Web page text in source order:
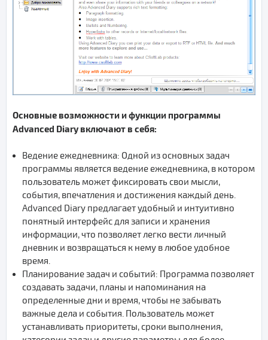
Основные возможности и функции программы
Advanced Diary включают в себя:
Ведение ежедневника: Одной из основных задач
программы является ведение ежедневника, в котором
пользователь может фиксировать свои мысли,
события, впечатления и достижения каждый день.
Advanced Diary предлагает удобный и интуитивно
понятный интерфейс для записи и хранения
информации, что позволяет легко вести личный
дневник и возвращаться к нему в любое удобное
время.
Планирование задач и событий: Программа позволяет
создавать задачи, планы и напоминания на
определенные дни и время, чтобы не забывать
важные дела и события. Пользователь может
устанавливать приоритеты, сроки выполнения,